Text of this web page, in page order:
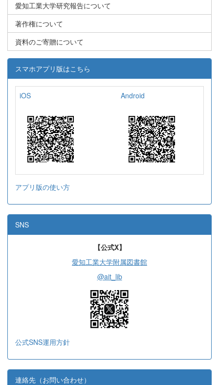
愛知工業大学研究報告について
著作権について
資料のご寄贈について
スマホアプリ版はこちら
iOS Android
アプリ版の使い方
SNS
【公式X】
愛知工業大学附属図書館
@ait_lib
公式SNS運用方針
連絡先（お問い合わせ）